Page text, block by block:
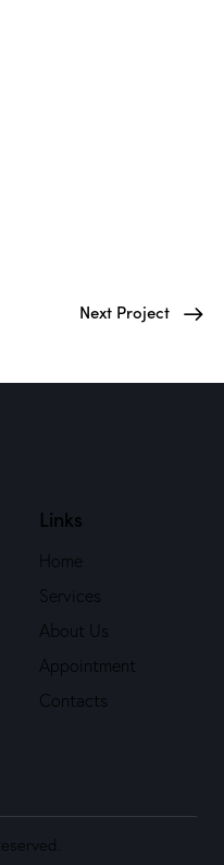
Next Project
Links
Home
Services
About Us
Appointment
Contacts